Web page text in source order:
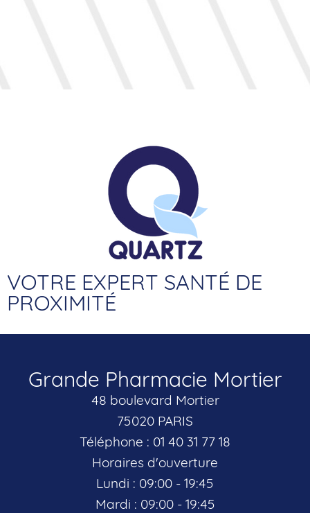
VOTRE EXPERT SANTÉ DE
PROXIMITÉ
Grande Pharmacie Mortier
48 boulevard Mortier
75020 PARIS
Téléphone : 01 40 31 77 18
Horaires d'ouverture
Lundi : 09:00 - 19:45
Mardi : 09:00 - 19:45